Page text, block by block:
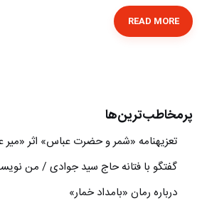
READ MORE
پرمخاطب‌ترین‌ها
تعزیه‎نامه‏ «شمر و حضرت عباس» اثر «میر عزا کاشانی»
گفتگو با فتانه حاج سید جوادی / من
درباره رمان «بامداد خمار»